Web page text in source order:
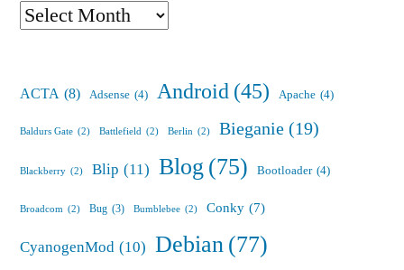
Archives
ACTA (8) Adsense (4) Android (45) Apache (4)
Baldurs Gate (2) Battlefield (2) Berlin (2) Bieganie (19)
Blackberry (2) Blip (11) Blog(75) Bootloader (4)
Broadcom (2) Bug (3) Bumblebee (2) Conky (7)
CyanogenMod (10) Debian(77)